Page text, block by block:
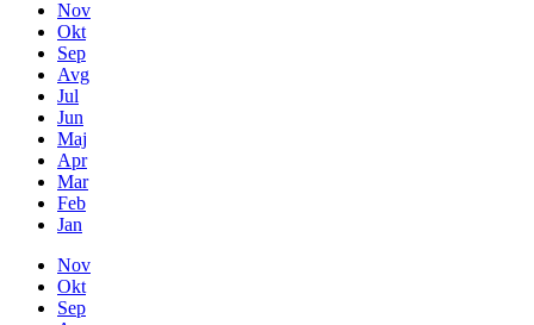
Nov
Okt
Sep
Avg
Jul
Jun
Maj
Apr
Mar
Feb
Jan
Nov
Okt
Sep